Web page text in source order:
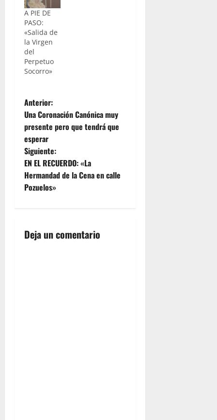
A PIE DE
PASO:
«Salida de
la Virgen
del
Perpetuo
Socorro»
N
a
v
e
g
c
Anterior:
Una Coronación Canónica muy
presente pero que tendrá que
esperar
Siguiente:
EN EL RECUERDO: «La
Hermandad de la Cena en calle
Pozuelos»
Deja un comentario